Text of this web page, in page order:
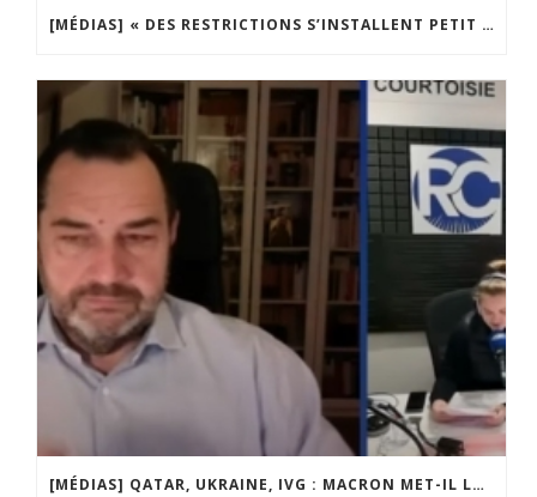
[MÉDIAS] « DES RESTRICTIONS S’INSTALLENT PETIT À PETIT DANS NOTRE PAYS » ENTRETIEN AVEC BOULEVARD VOLTAIRE
[MÉDIAS] QATAR, UKRAINE, IVG : MACRON MET-IL LA FRANCE EN DANGER ? JF POISSON INVITÉ DE LIGNE DROITE SUR RADIO COURTOISIE